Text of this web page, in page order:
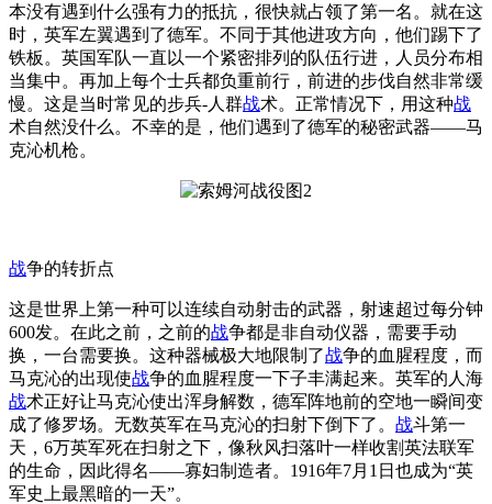
本没有遇到什么强有力的抵抗，很快就占领了第一名。就在这
时，英军左翼遇到了德军。不同于其他进攻方向，他们踢下了
铁板。英国军队一直以一个紧密排列的队伍行进，人员分布相
当集中。再加上每个士兵都负重前行，前进的步伐自然非常缓
慢。这是当时常见的步兵-人群战术。正常情况下，用这种战
术自然没什么。不幸的是，他们遇到了德军的秘密武器——马
克沁机枪。
战争的转折点
这是世界上第一种可以连续自动射击的武器，射速超过每分钟
600发。在此之前，之前的战争都是非自动仪器，需要手动
换，一台需要换。这种器械极大地限制了战争的血腥程度，而
马克沁的出现使战争的血腥程度一下子丰满起来。英军的人海
战术正好让马克沁使出浑身解数，德军阵地前的空地一瞬间变
成了修罗场。无数英军在马克沁的扫射下倒下了。 战斗第一
天，6万英军死在扫射之下，像秋风扫落叶一样收割英法联军
的生命，因此得名——寡妇制造者。1916年7月1日也成为“英
军史上最黑暗的一天”。